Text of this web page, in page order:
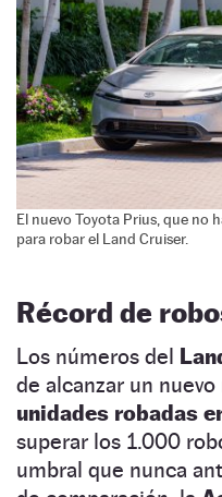
El nuevo Toyota Prius, que no
para robar el Land Cruiser.
Récord de
Los números del
de alcanzar un
unidades robadas
superar los 1.000
umbral que nunca